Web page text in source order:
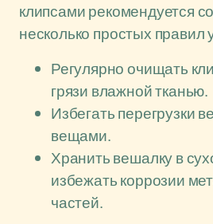
клипсами рекомендуется
несколько простых правил
Регулярно очищать
грязи влажной тканью.
Избегать перегрузки
вещами.
Хранить вешалку в
избежать коррозии
частей.